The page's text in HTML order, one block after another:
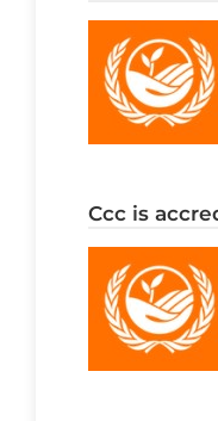
ccc is